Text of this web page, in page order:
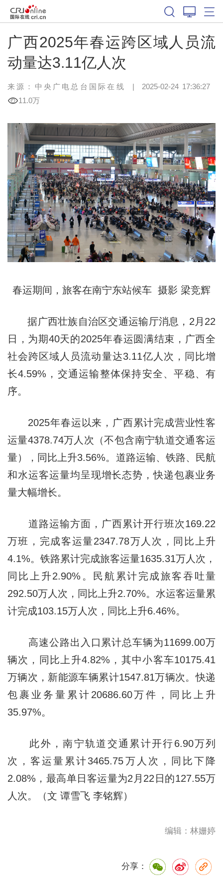
广西2025年春运跨区域人员流
动量达3.11亿人次
来源：中央广电总台国际在线 | 2025-02-24 17:36:27
11.0万
春运期间，旅客在南宁东站候车 摄影 梁竞辉
据广西壮族自治区交通运输厅消息，2月22
日，为期40天的2025年春运圆满结束，广西全
社会跨区域人员流动量达3.11亿人次，同比增
长4.59%，交通运输整体保持安全、平稳、有
序。
2025年春运以来，广西累计完成营业性客
运量4378.74万人次（不包含南宁轨道交通客运
量），同比上升3.56%。道路运输、铁路、民航
和水运客运量均呈现增长态势，快递包裹业务
量大幅增长。
道路运输方面，广西累计开行班次169.22
万班，完成客运量2347.78万人次，同比上升
4.1%。铁路累计完成旅客运量1635.31万人次，
同比上升2.90%。民航累计完成旅客吞吐量
292.50万人次，同比上升2.70%。水运客运量累
计完成103.15万人次，同比上升6.46%。
高速公路出入口累计总车辆为11699.00万
辆次，同比上升4.82%，其中小客车10175.41
万辆次，新能源车辆累计1547.81万辆次。快递
包裹业务量累计20686.60万件，同比上升
35.97%。
此外，南宁轨道交通累计开行6.90万列
次，客运量累计3465.75万人次，同比下降
2.08%，最高单日客运量为2月22日的127.55万
人次。（文 谭雪飞 李铭辉）
编辑：林姗婷
分享：